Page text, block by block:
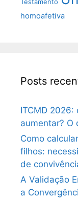
Testamento
homoafetiva
Posts
ITCMD
aumentar? O
Como
filhos:
de
A Validação
a